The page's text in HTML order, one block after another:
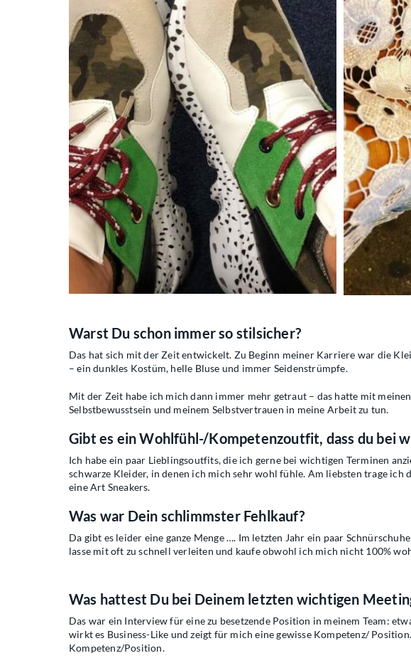
Warst Du schon immer so stilsicher?
Das hat sich mit der Zeit entwickelt. Zu Beginn meiner Karriere war die
– ein dunkles Kostüm, helle Bluse und immer Seidenstrümpfe.
Mit der Zeit habe ich mich dann immer mehr getraut – das hatte mit
Selbstbewusstsein und meinem Selbstvertrauen in meine Arbeit zu tun.
Gibt es ein Wohlfühl-/Kompetenzoutfit, dass du bei
Ich habe ein paar Lieblingsoutfits, die ich gerne bei wichtigen Terminen
schwarze Kleider, in denen ich mich sehr wohl fühle. Am liebsten trage ich
eine Art Sneakers.
Was war Dein schlimmster Fehlkauf?
Da gibt es leider eine ganze Menge …. Im letzten Jahr ein paar
lasse mit oft zu schnell verleiten und kaufe obwohl ich mich nicht 100%
Was hattest Du bei Deinem letzten wichtigen
Das war ein Interview für eine zu besetzende Position in meinem Team:
wirkt es Business-Like und zeigt für mich eine gewisse Kompetenz/
Kompetenz/Position.